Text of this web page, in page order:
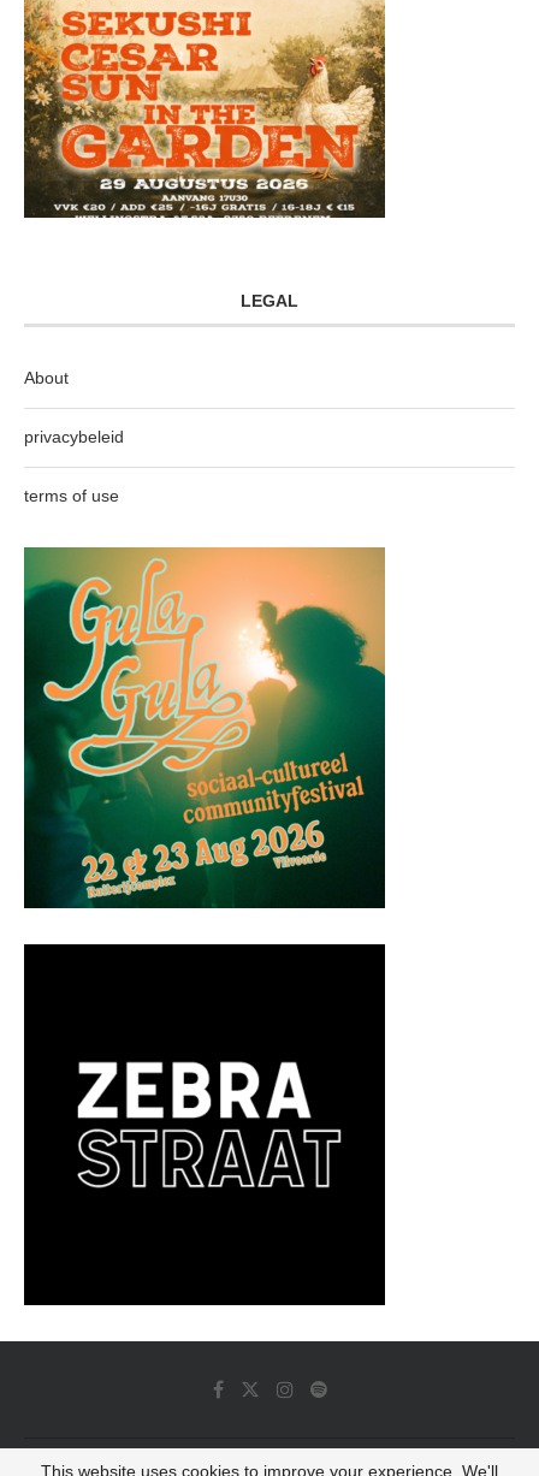
LEGAL
About
privacybeleid
terms of use
© 2022 - Luminous Dash All Rights Reserved
This website uses cookies to improve your experience. We'll